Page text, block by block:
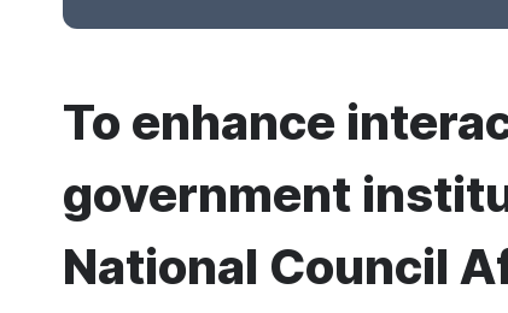
To enhance
government
National Council